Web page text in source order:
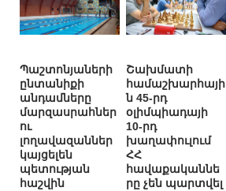
Պաշտոնյաների
ընտանիքի
անդամները
մարզասրահներ
ու
լողավազաններ
կայցելեն
պետության
հաշվին
Շախմատի
համաշխարհայի
ն 45-րդ
օլիմպիադայի
10-րդ
խաղափուլում
ՀՀ
հավաքականնե
րը չեն պարտվել